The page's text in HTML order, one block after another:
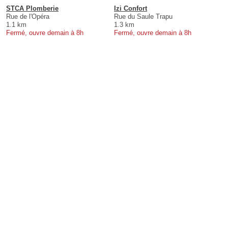
STCA Plomberie
Rue de l'Opéra
1.1 km
Fermé, ouvre demain à 8h
Izi Confort
Rue du Saule Trapu
1.3 km
Fermé, ouvre demain à 8h